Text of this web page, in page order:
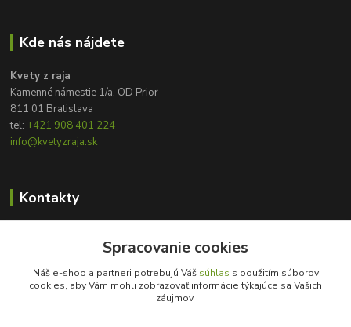
Kde nás nájdete
Kvety z raja
Kamenné námestie 1/a, OD Prior
811 01 Bratislava
tel: +421 908 401 224
info@kvetyzraja.sk
Kontakty
+421 908 401 224
info@kvetyzraja.sk
Spracovanie cookies
Náš e-shop a partneri potrebujú Váš súhlas s použitím súborov
cookies, aby Vám mohli zobrazovať informácie týkajúce sa Vašich
záujmov.